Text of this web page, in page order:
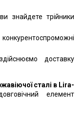
знайдете трійники
доставку
сталі в Lira-
елемент